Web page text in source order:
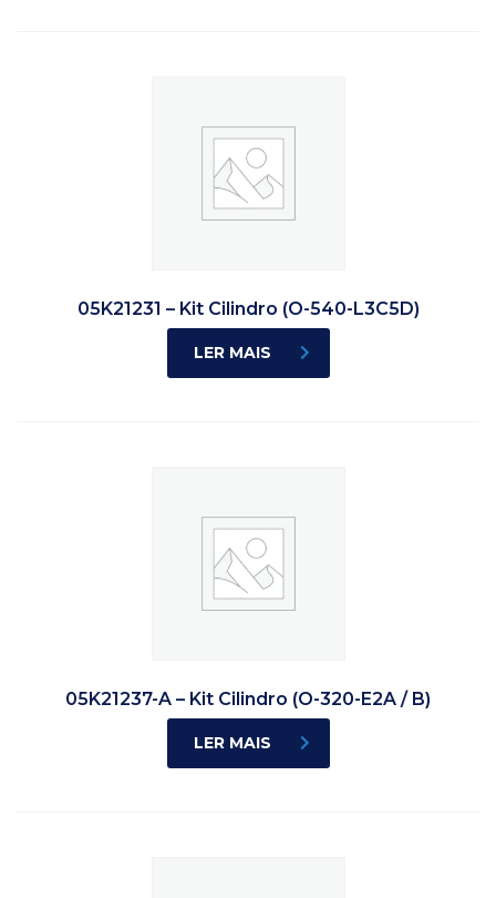
05K21231 – Kit Cilindro (O-540-L3C5D)
LER MAIS
05K21237-A – Kit Cilindro (O-320-E2A / B)
LER MAIS